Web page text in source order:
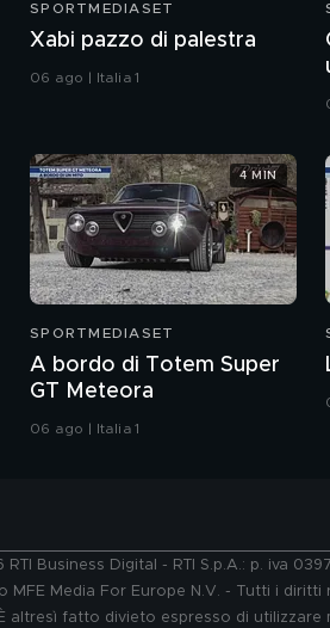
SPORTMEDIASET
Xabi pazzo di palestra
06 ago | Italia 1
SPORTMEDIASET
A bordo di Totem Super
GT Meteora
06 ago | Italia 1
4 MIN
Business Digital - RTI S.p.A.: p. iva
MFE Media For Europe N.V. - Tutti i
altresì fatto divieto espresso di utilizzare